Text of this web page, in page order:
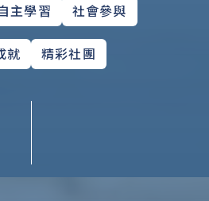
主學習 社會參與
就 精彩社團